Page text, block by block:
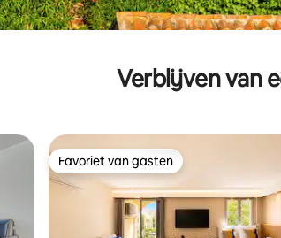
Verblijven van
Favoriet van gasten
Favoriet van gasten